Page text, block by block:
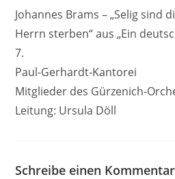
Johannes Brams – „Selig sind
Herrn sterben“ aus „Ein
7.
Paul-Gerhardt-Kantorei
Mitglieder des Gürzenich-
Leitung: Ursula Döll
Schreibe einen Kommentar